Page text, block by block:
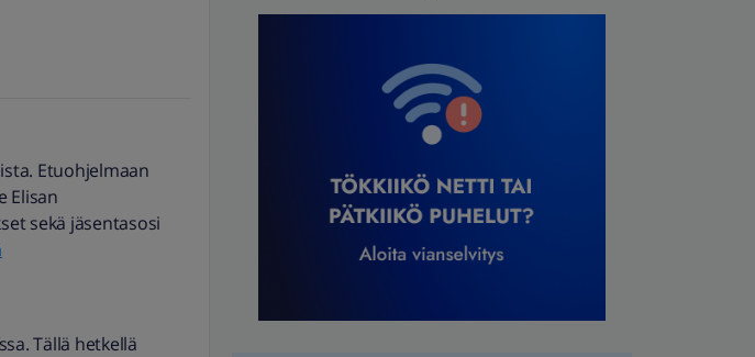
Etuohjelmaan
Elisan
sekä jäsentasosi
Tällä hetkellä